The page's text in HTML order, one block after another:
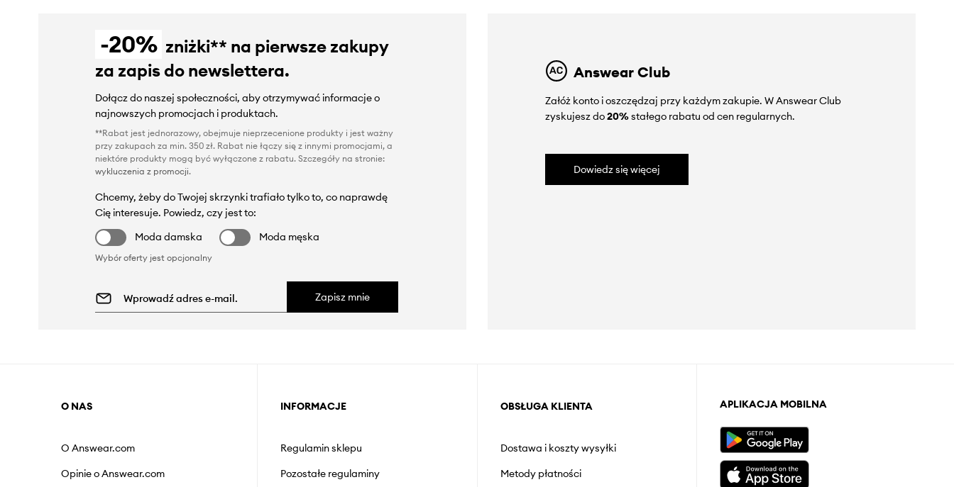
-20% zniżki** na pierwsze zakupy
za zapis do newslettera.
Dołącz do naszej społeczności, aby otrzymywać informacje o
najnowszych promocjach i produktach.
**Rabat jest jednorazowy, obejmuje nieprzecenione produkty i jest ważny
przy zakupach za min. 350 zł. Rabat nie łączy się z innymi promocjami, a
niektóre produkty mogą być wyłączone z rabatu. Szczegóły na stronie:
wykluczenia z promocji.
Chcemy, żeby do Twojej skrzynki trafiało tylko to, co naprawdę
Cię interesuje. Powiedz, czy jest to:
Moda damska
Moda męska
Wybór oferty jest opcjonalny
Zapisz mnie
Answear Club
Załóż konto i oszczędzaj przy każdym zakupie. W Answear Club
zyskujesz do20%stałego rabatu od cen regularnych.
Dowiedz się więcej
O NAS
O Answear.com
Opinie o Answear.com
INFORMACJE
Regulamin sklepu
Pozostałe regulaminy
OBSŁUGA KLIENTA
Dostawa i koszty wysyłki
Metody płatności
APLIKACJA MOBILNA